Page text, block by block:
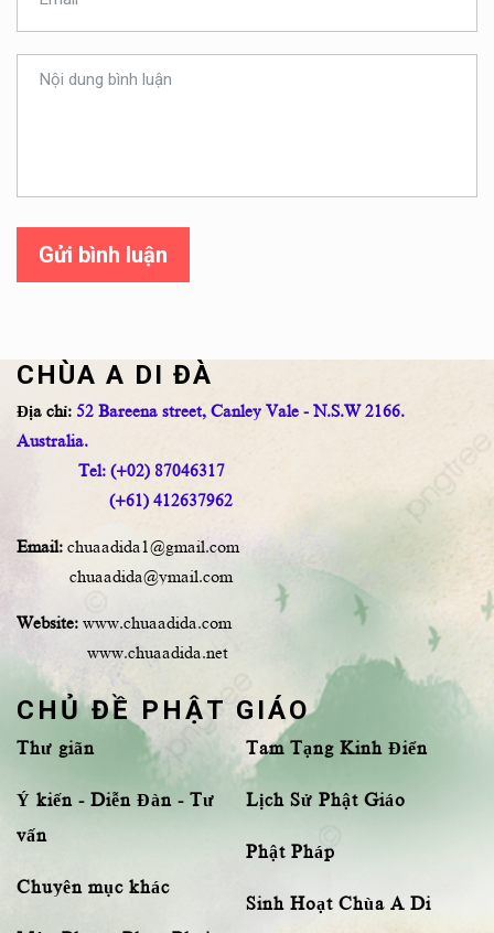
Gửi bình luận
CHÙA A DI ĐÀ
Địa chỉ: 52 Bareena street, Canley Vale - N.S.W 2166.
Australia.
Tel: (+02) 87046317
(+61) 412637962
Email: chuaadida1@gmail.com
chuaadida@ymail.com
Website: www.chuaadida.com
www.chuaadida.net
CHỦ ĐỀ PHẬT GIÁO
Thư giãn
Ý kiến - Diễn Đàn - Tư
vấn
Chuyên mục khác
Tam Tạng Kinh Điển
Lịch Sử Phật Giáo
Phật Pháp
Sinh Hoạt Chùa A Di